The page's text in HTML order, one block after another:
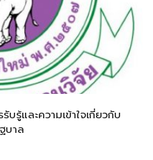
รู้และความเข้าใจเกี่ยวกับ
บาล